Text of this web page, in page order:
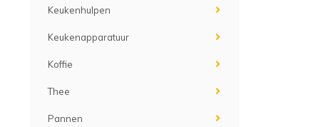
Keukenhulpen
Keukenapparatuur
Koffie
Thee
Pannen